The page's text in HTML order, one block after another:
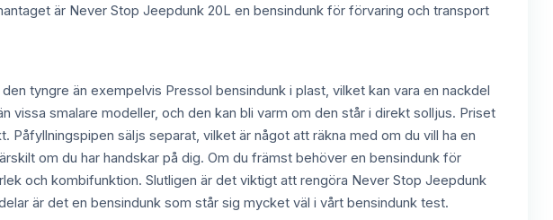
är Never Stop Jeepdunk 20L en bensindunk för förvaring och transport
tyngre än exempelvis Pressol bensindunk i plast, vilket kan vara en nackdel
smalare modeller, och den kan bli varm om den står i direkt solljus. Priset
säljs separat, vilket är något att räkna med om du vill ha en
om du har handskar på dig. Om du främst behöver en bensindunk för
och kombifunktion. Slutligen är det viktigt att rengöra Never Stop Jeepdunk
är det en bensindunk som står sig mycket väl i vårt bensindunk test.